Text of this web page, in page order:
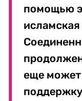
помощью
еще может